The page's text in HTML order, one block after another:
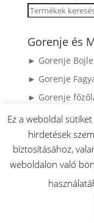
Keresés
következőre:
Gorenje és
► Gorenje
► Gorenje
► Gorenje
► Gorenje
► Gorenje
► Gorenje Hűtő
► Gorenje
► Gorenje
► Gorenje
Ez a weboldal
hirdetések
biztosításához,
weboldalon való